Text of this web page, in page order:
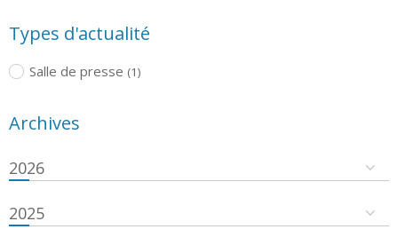
Types d'actualité
Salle de presse (1)
Archives
2026
2025